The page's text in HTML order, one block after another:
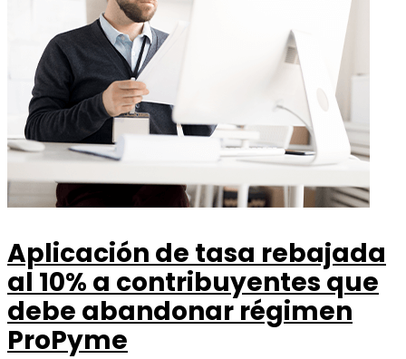
Aplicación de tasa rebajada
al 10% a contribuyentes que
debe abandonar régimen
ProPyme